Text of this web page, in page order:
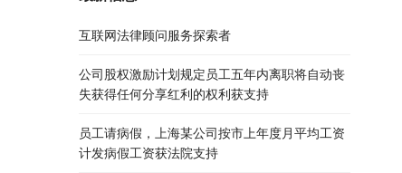
互联网法律顾问服务探索者
公司股权激励计划规定员工五年内离职将自动丧
失获得任何分享红利的权利获支持
员工请病假，上海某公司按市上年度月平均工资
计发病假工资获法院支持